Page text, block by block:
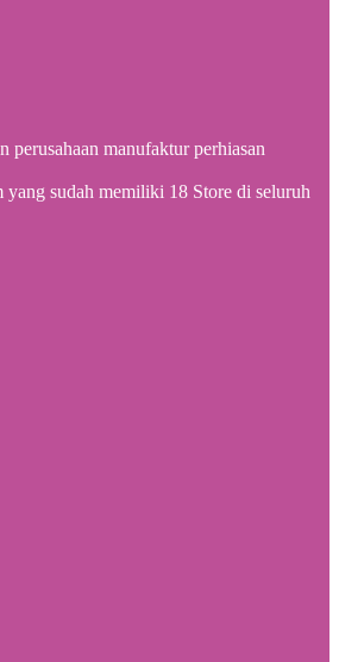
perusahaan manufaktur perhiasan
yang sudah memiliki 18 Store di seluruh